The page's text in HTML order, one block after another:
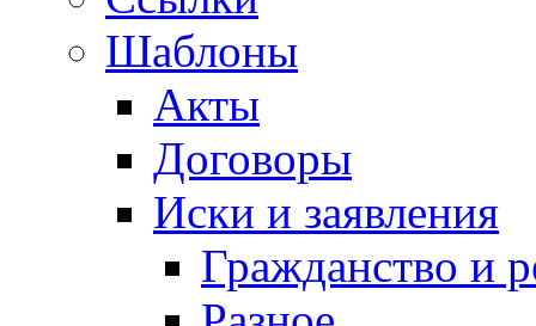
Шаблоны
Акты
Договоры
Иски и заявления
Гражданство и